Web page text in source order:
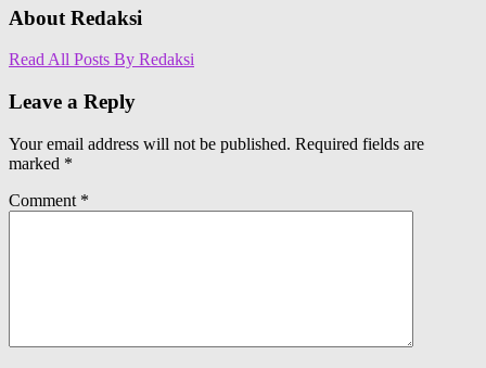
About Redaksi
Read All Posts By Redaksi
Leave a Reply
Your email address will not be published. Required fields are
marked *
Comment *